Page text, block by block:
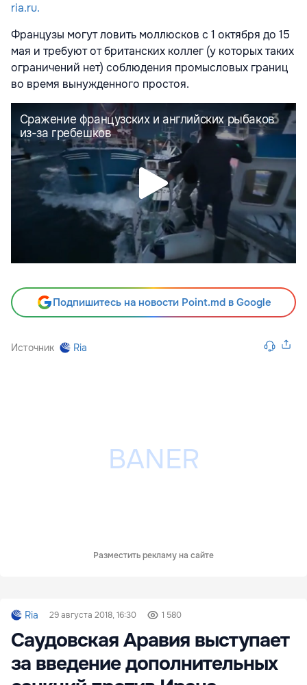
ria.ru.
Французы могут ловить моллюсков с 1 октября до 15
мая и требуют от британских коллег (у которых таких
ограничений нет) соблюдения промысловых границ
во время вынужденного простоя.
Подпишитесь на новости Point.md в Google
Источник Ria
Разместить рекламу на сайте
Ria 29 августа 2018, 16:30 1 580
Саудовская Аравия выступает
за введение дополнительных